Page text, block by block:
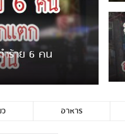
ยหน้าพ่อขุนฯ
เชียงร […] อาหาร